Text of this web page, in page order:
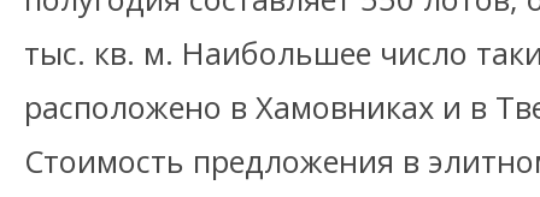
тыс. кв. м. Наибольшее число
расположено в Хамовниках и в
Стоимость предложения в